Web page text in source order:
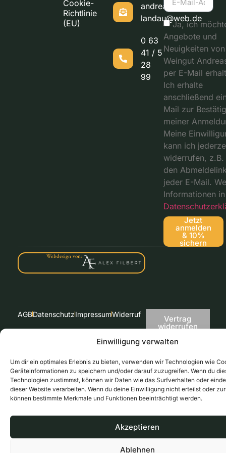
Einwilligung verwalten
Um dir ein optimales Erlebnis zu bieten, verwenden wir Technologien wie
Geräteinformationen zu speichern und/oder darauf zuzugreifen. Wenn du
Technologien zustimmst, können wir Daten wie das Surfverhalten oder
dieser Website verarbeiten. Wenn du deine Einwilligung nicht erteilst oder
können bestimmte Merkmale und Funktionen beeinträchtigt werden.
Akzeptieren
Ablehnen
Cookie-
Richtlinie
(EU)
andreashof-
landau@web.de
0 63
41 / 5
28
99
Ja, ich
Angebote und
Neuigkeiten von
Weingut
per E-Mail
Ich erhalte
anschließend
Mail zur
meiner
Meine
kann ich
widerrufen, z.B.
den
jeder E-Mail.
Informationen
Jetzt
anmelden
& 10%
sichern
AGBDatenschutzImpressumWiderruf Vertrag
widerrufen
Webdesign von: